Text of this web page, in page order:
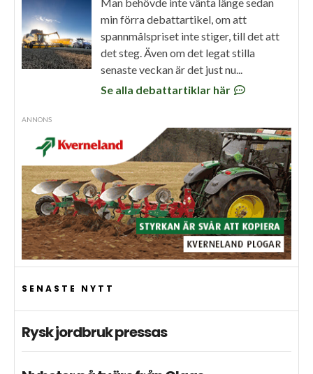
Man behövde inte vänta länge sedan
min förra debattartikel, om att
spannmålspriset inte stiger, till det att
det steg. Även om det legat stilla
senaste veckan är det just nu...
Se alla debattartiklar här
ANNONS
SENASTE NYTT
Rysk jordbruk pressas